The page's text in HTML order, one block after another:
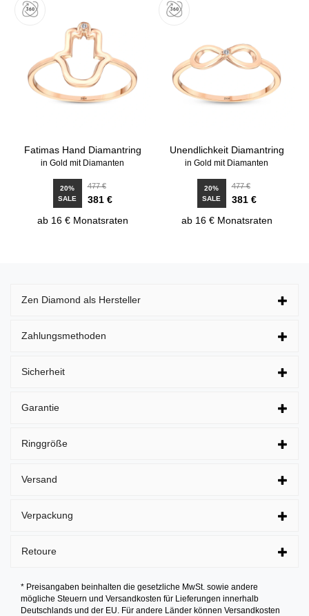
Fatimas Hand Diamantring
in Gold mit Diamanten
20%
SALE
477 €
381 €
ab 16 € Monatsraten
Unendlichkeit Diamantring
in Gold mit Diamanten
20%
SALE
477 €
381 €
ab 16 € Monatsraten
Zen Diamond als Hersteller
Zahlungsmethoden
Sicherheit
Garantie
Ringgröße
Versand
Verpackung
Retoure
* Preisangaben beinhalten die gesetzliche MwSt. sowie andere
mögliche Steuern und Versandkosten für Lieferungen innerhalb
Deutschlands und der EU. Für andere Länder können Versandkosten